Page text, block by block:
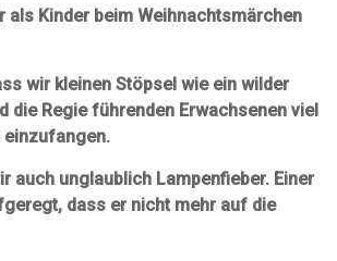
als Kinder beim Weihnachtsmärchen
wir kleinen Stöpsel wie ein wilder
die Regie führenden Erwachsenen viel
einzufangen.
auch unglaublich Lampenfieber. Einer
dass er nicht mehr auf die